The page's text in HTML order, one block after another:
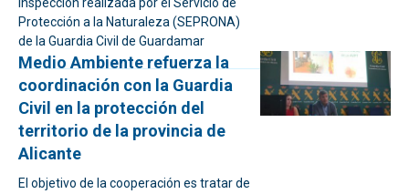
Protección a la Naturaleza (SEPRONA)
de la Guardia Civil de Guardamar
Medio Ambiente refuerza la
coordinación con la Guardia
Civil en la protección del
territorio de la provincia de
Alicante
El objetivo de la cooperación es tratar de